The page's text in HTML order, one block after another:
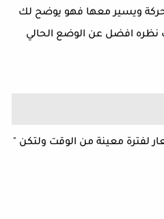
الحركة ويسير معها فهو يوضح لك
نظره افضل عن الوضع الحالي
لفترة معينة من الوقت ولتكن "